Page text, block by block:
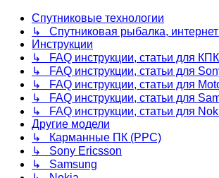
Спутниковые технологии
↳ Спутниковая рыбалка,
Инструкции
↳ FAQ инструкции, статьи для КПК
↳ FAQ инструкции, статьи для
↳ FAQ инструкции, статьи для
↳ FAQ инструкции, статьи для
↳ FAQ инструкции, статьи для
Другие модели
↳ Карманные ПК (PPC)
↳ Sony Ericsson
↳ Samsung